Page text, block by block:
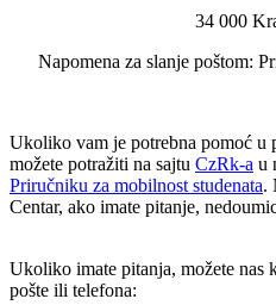
34 000
Napomena za slanje poštom:
Ukoliko vam je potrebna pomoć u
možete potražiti na sajtu CzRk-a u
Priručniku za mobilnost studenata.
Centar, ako imate pitanje,
Ukoliko imate pitanja, možete nas
pošte ili telefona: